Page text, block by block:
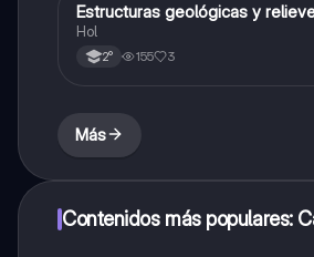
Geografía
Estructuras geológicas y
Hol
2° 155 3
Más
Contenidos más populares: